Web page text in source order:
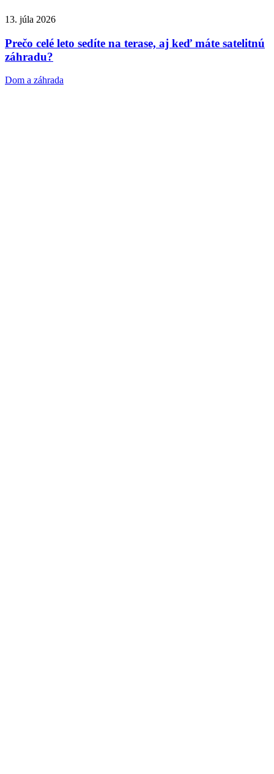
13. júla 2026
Prečo celé leto sedíte na terase, aj keď máte satelitnú
záhradu?
Dom a záhrada